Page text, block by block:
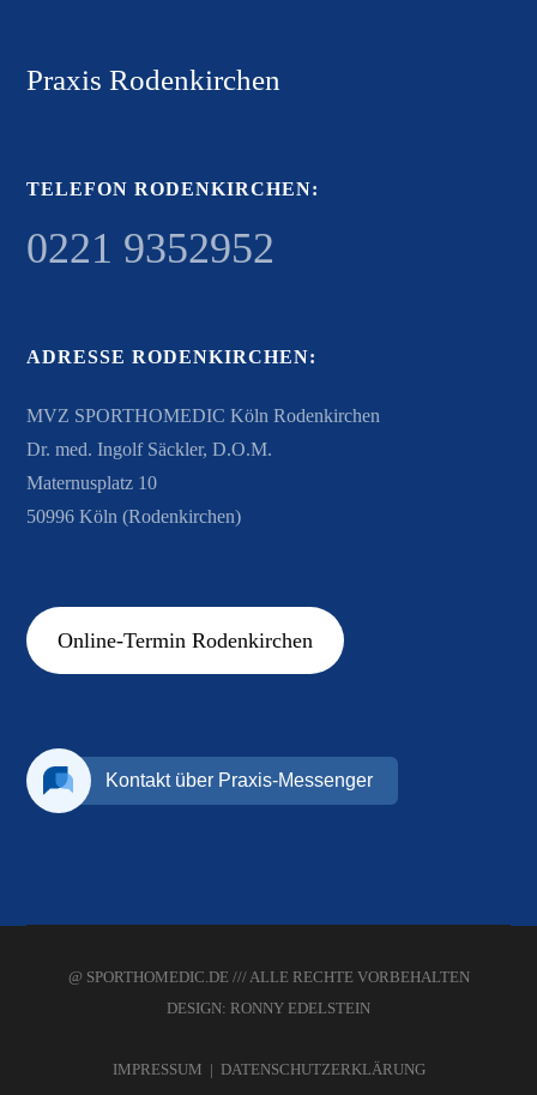
Praxis Rodenkirchen
TELEFON RODENKIRCHEN:
0221 9352952
ADRESSE RODENKIRCHEN:
MVZ SPORTHOMEDIC Köln Rodenkirchen
Dr. med. Ingolf Säckler, D.O.M.
Maternusplatz 10
50996 Köln (Rodenkirchen)
Online-Termin Rodenkirchen
@ SPORTHOMEDIC.DE /// ALLE RECHTE VORBEHALTEN
DESIGN: RONNY EDELSTEIN
IMPRESSUM | DATENSCHUTZERKLÄRUNG